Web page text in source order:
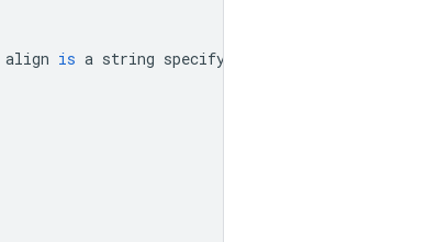
align is a string specifying